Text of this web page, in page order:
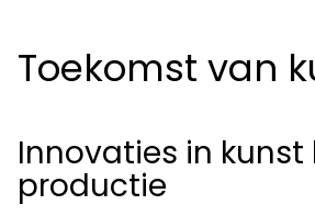
Toekomst van
Innovaties in kunst
productie